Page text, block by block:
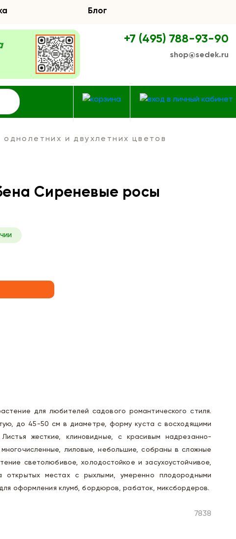
Блог
+7 (495) 788-93-90
shop@sedek.ru
и двухлетних цветов
Сиреневые росы
для любителей садового романтического стиля.
до 45-50 см в диаметре, форму куста с восходящими
жесткие, клиновидные, с красивым надрезанно-
лиловые, небольшие, собраны в сложные
светолюбивое, холодостойкое и засухоустойчивое,
открытых местах с рыхлыми, умеренно плодородными
оформления клумб, бордюров, рабаток, миксбордеров.
7838